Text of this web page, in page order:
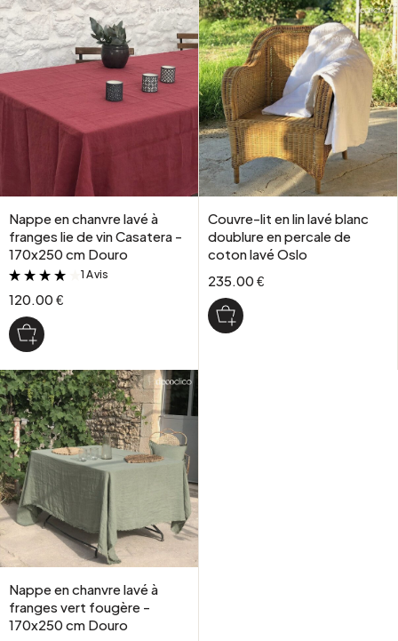
Nappe en chanvre lavé à
franges lie de vin Casatera -
170x250 cm Douro
&
1 Avis
120.00 €
Couvre-lit en lin lavé blanc
doublure en percale de
coton lavé Oslo
235.00 €
Nappe en chanvre lavé à
franges vert fougère -
170x250 cm Douro